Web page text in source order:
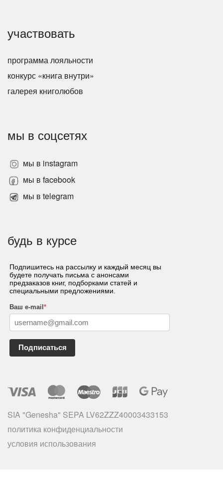
участвовать
программа лояльности
конкурс «книга внутри»
галерея книголюбов
мы в соцсетях
мы в instagram
мы в facebook
мы в telegram
будь в курсе
Подпишитесь на рассылку и каждый месяц вы
будете получать письма с анонсами
предзаказов книг, подборками статей и
специальными предложениями.
Ваш e-mail *
Подписаться
SIA "Genesha" SEPA LV62ZZZ40003433153
политика конфиденциальности
условия использования